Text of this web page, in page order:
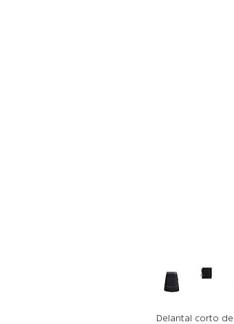
Delantal corto